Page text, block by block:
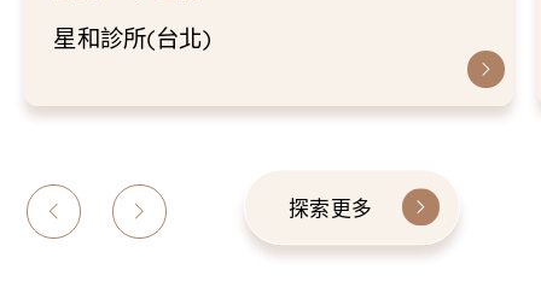
星和診所(台北)
探索更多